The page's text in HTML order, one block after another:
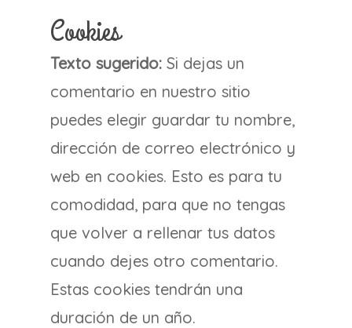
Cookies
Texto sugerido: Si dejas un
comentario en nuestro sitio
puedes elegir guardar tu nombre,
dirección de correo electrónico y
web en cookies. Esto es para tu
comodidad, para que no tengas
que volver a rellenar tus datos
cuando dejes otro comentario.
Estas cookies tendrán una
duración de un año.